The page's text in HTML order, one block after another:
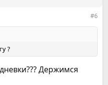
#6
?
Держимся